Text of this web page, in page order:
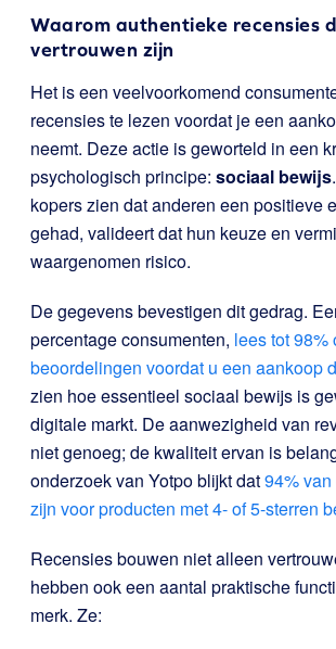
Waarom authentieke recensies
vertrouwen zijn
Het is een veelvoorkomend
recensies te lezen voordat je een
neemt. Deze actie is geworteld in een
psychologisch principe: sociaal bewijs
kopers zien dat anderen een positieve
gehad, valideert dat hun keuze en
waargenomen risico.
De gegevens bevestigen dit gedrag.
percentage consumenten, lees tot 98%
beoordelingen voordat u een aankoop
zien hoe essentieel sociaal bewijs is
digitale markt. De aanwezigheid van
niet genoeg; de kwaliteit ervan is
onderzoek van Yotpo blijkt dat94%
zijn voor producten met 4- of 5-sterren
Recensies bouwen niet alleen
hebben ook een aantal praktische
merk. Ze: